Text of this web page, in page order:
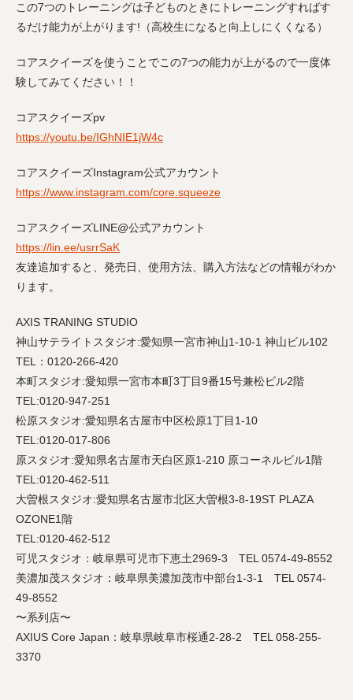
この7つのトレーニングは子どものときにトレーニングすればす
るだけ能力が上がります!（高校生になると向上しにくくなる）
コアスクイーズを使うことでこの7つの能力が上がるので一度体
験してみてください！！
コアスクイーズpv
https://youtu.be/IGhNIE1jW4c
コアスクイーズInstagram公式アカウント
https://www.instagram.com/core.squeeze
コアスクイーズLINE@公式アカウント
https://lin.ee/usrrSaK
友達追加すると、発売日、使用方法、購入方法などの情報がわか
ります。
AXIS TRANING STUDIO
神山サテライトスタジオ:愛知県一宮市神山1-10-1 神山ビル102
TEL：0120-266-420
本町スタジオ:愛知県一宮市本町3丁目9番15号兼松ビル2階
TEL:0120-947-251
松原スタジオ:愛知県名古屋市中区松原1丁目1-10
TEL:0120-017-806
原スタジオ:愛知県名古屋市天白区原1-210 原コーネルビル1階
TEL:0120-462-511
大曽根スタジオ:愛知県名古屋市北区大曽根3-8-19ST PLAZA
OZONE1階
TEL:0120-462-512
可児スタジオ：岐阜県可児市下恵土2969-3 TEL 0574-49-8552
美濃加茂スタジオ：岐阜県美濃加茂市中部台1-3-1 TEL 0574-
49-8552
〜系列店〜
AXIUS Core Japan：岐阜県岐阜市桜通2-28-2 TEL 058-255-
3370